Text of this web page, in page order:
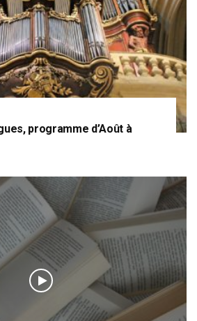
programme d’Août à